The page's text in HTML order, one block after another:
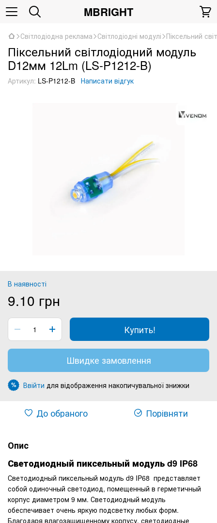
MBRIGHT
Світлодіодна реклама Світлодіодні модулі Піксельний
Піксельний світлодіодний модуль
D12мм 12Lm (LS-P1212-B)
Артикул: LS-P1212-B Написати відгук
В наявності
9.10 грн
Купить!
Швидке замовлення
% Ввійти для відображення накопичувальної знижки
До обраного Порівняти
Опис
Светодиодный пиксельный модуль d9 IP68
Светодиодный пиксельный модуль d9 IP68 представляет
собой одиночный светодиод, помещенный в герметичный
корпус диаметром 9 мм. Светодиодный модуль
обеспечивает очень яркую подсветку любых форм.
Благодаря влагозащищенному корпусу, светодиодные